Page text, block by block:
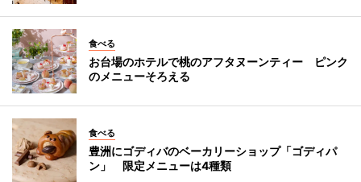
食べる
お台場のホテルで桃のアフタヌーンティー ピンク
のメニューそろえる
食べる
豊洲にゴディバのベーカリーショップ「ゴディパ
ン」 限定メニューは4種類